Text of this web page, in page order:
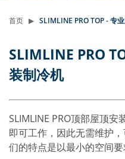
首页 SLIMLINE PRO TOP - 专
SLIMLINE PRO
装制冷机
SLIMLINE PRO顶部屋顶
即可工作，因此无需维护
们的特点是以最小的空间